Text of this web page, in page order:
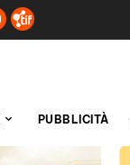
PUBBLICITÀ